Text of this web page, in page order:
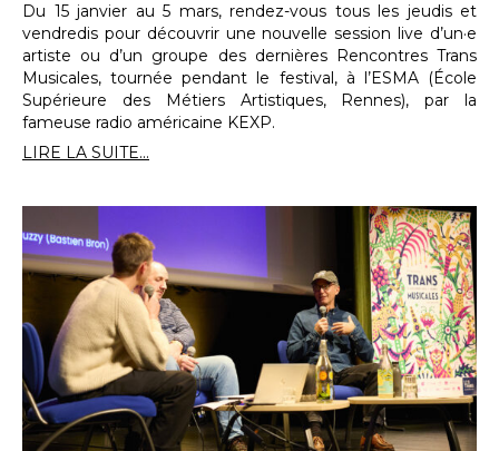
Du 15 janvier au 5 mars, rendez-vous tous les jeudis et
vendredis pour découvrir une nouvelle session live d’un·e
artiste ou d’un groupe des dernières Rencontres Trans
Musicales, tournée pendant le festival, à l’ESMA (École
Supérieure des Métiers Artistiques, Rennes), par la
fameuse radio américaine KEXP.
LIRE LA SUITE...